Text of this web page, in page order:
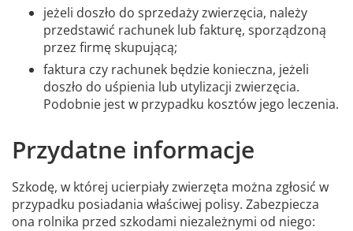
jeżeli doszło do sprzedaży zwierzęcia, należy
przedstawić rachunek lub fakturę, sporządzoną
przez firmę skupującą;
faktura czy rachunek będzie konieczna, jeżeli
doszło do uśpienia lub utylizacji zwierzęcia.
Podobnie jest w przypadku kosztów jego leczenia.
Przydatne informacje
Szkodę, w której ucierpiały zwierzęta można zgłosić w
przypadku posiadania właściwej polisy. Zabezpiecza
ona rolnika przed szkodami niezależnymi od niego: